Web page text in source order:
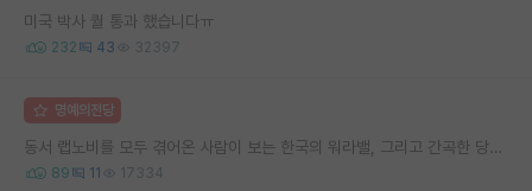
미국 박사 퀄 통과 했습니다ㅠ
232 43 32397
명예의전당
동서 랩노비를 모두 겪어온 사람이 보는 한국의 워라밸, 그리고 간곡한 당부의 말씀
89 11 17334